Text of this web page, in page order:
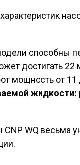
способны
достигать 22
мощность от 11
жидкости:
WQ весьма